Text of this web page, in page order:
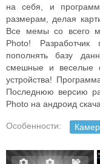
на себя, и
размерам, делая
Все мемы со всего
Photo!
пополнять базу
смешные и веселые
устройства!
Последнюю версию
Photo на андроид
Особенности: